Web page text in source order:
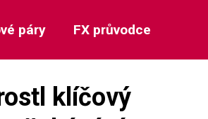
páry FX průvodce
klíčový